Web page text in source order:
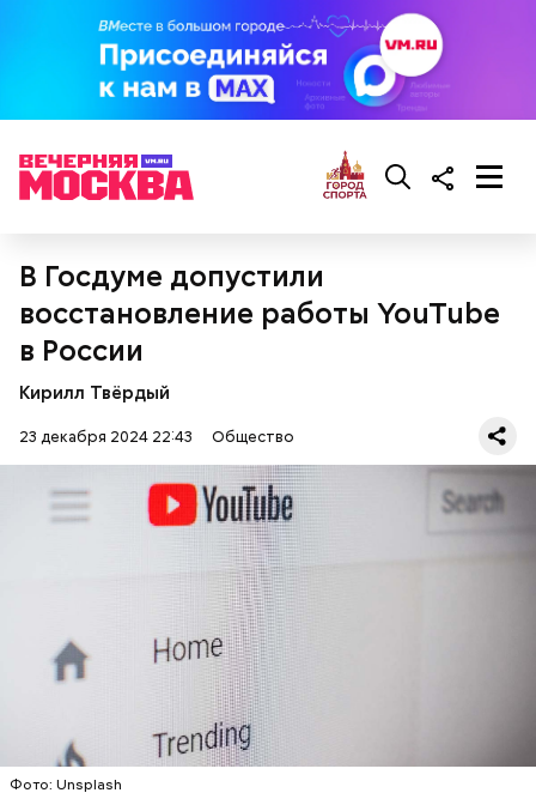
В Госдуме допустили
восстановление работы YouTube
в России
Кирилл Твёрдый
23 декабря 2024 22:43 Общество
Фото: Unsplash
кабачок;
помидоры черри либо грунтовые.
беременным, кормящим женщинам;
людям с ослабленной иммунной системой;
пожилым;
— Там может содержаться огромное количество
нитратов, которое вызовет головокружение,
гипоксию и ухудшение физического состояния, —
предостерегла Соломатина.